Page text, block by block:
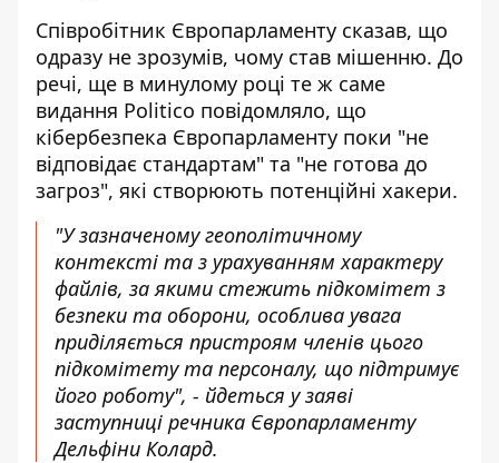
Співробітник Європарламенту сказав, що
одразу не зрозумів, чому став мішенню. До
речі, ще в минулому році те ж саме
видання Politico повідомляло, що
кібербезпека Європарламенту поки "не
відповідає стандартам" та "не готова до
загроз", які створюють потенційні хакери.
"У зазначеному геополітичному
контексті та з урахуванням характеру
файлів, за якими стежить підкомітет з
безпеки та оборони, особлива увага
приділяється пристроям членів цього
підкомітету та персоналу, що підтримує
його роботу", - йдеться у заяві
заступниці речника Європарламенту
Дельфіни Колард.